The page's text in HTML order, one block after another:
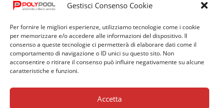
Gestisci Consenso Cookie
Per fornire le migliori esperienze, utilizziamo tecnologie come i cookie
per memorizzare e/o accedere alle informazioni del dispositivo. Il
consenso a queste tecnologie ci permetterà di elaborare dati come il
comportamento di navigazione o ID unici su questo sito. Non
acconsentire o ritirare il consenso può influire negativamente su alcune
caratteristiche e funzioni.
Accetta
Privacy
Cookie
Policy
News